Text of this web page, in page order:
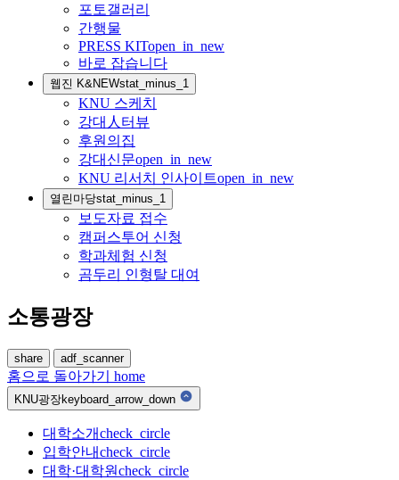
포토갤러리
간행물
PRESS KITopen_in_new
바로 잡습니다
웹진 K&NEWstat_minus_1
KNU 스케치
강대人터뷰
후원의집
강대신문open_in_new
KNU 리서치 인사이트open_in_new
열린마당stat_minus_1
보도자료 접수
캠퍼스투어 신청
학과체험 신청
곰두리 인형탈 대여
소통광장
share adf_scanner
홈으로 돌아가기 home
KNU광장keyboard_arrow_down
대학소개check_circle
입학안내check_circle
대학·대학원check_circle